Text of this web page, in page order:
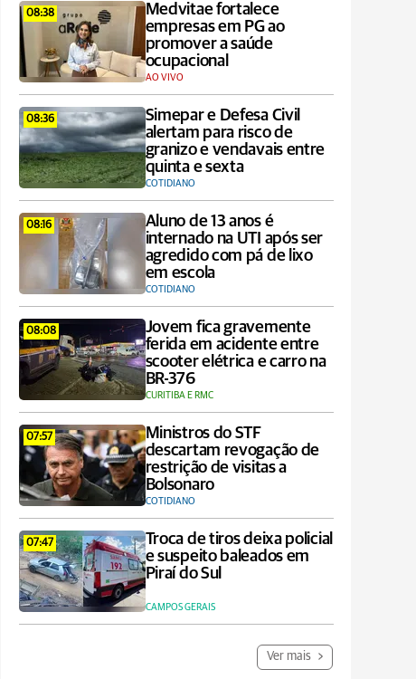
08:38
Medvitae fortalece
empresas em PG ao
promover a saúde
ocupacional
AO VIVO
08:36
Simepar e Defesa Civil
alertam para risco de
granizo e vendavais entre
quinta e sexta
COTIDIANO
08:16
Aluno de 13 anos é
internado na UTI após ser
agredido com pá de lixo
em escola
COTIDIANO
08:08
Jovem fica gravemente
ferida em acidente entre
scooter elétrica e carro na
BR-376
CURITIBA E RMC
07:57
Ministros do STF
descartam revogação de
restrição de visitas a
Bolsonaro
COTIDIANO
07:47
Troca de tiros deixa policial
e suspeito baleados em
Piraí do Sul
CAMPOS GERAIS
Ver mais